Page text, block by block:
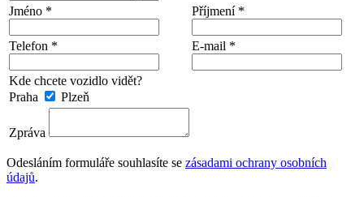
Jméno * Příjmení *
Telefon * E-mail *
Kde chcete vozidlo vidět?
Praha
Plzeň
Zpráva
Odesláním formuláře souhlasíte se zásadami ochrany osobních
údajů.